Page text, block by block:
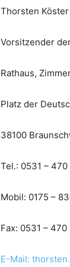
Thorsten Köster
Vorsitzender
Rathaus,
Platz der
38100
Tel.: 0531 –
Mobil: 0175 –
Fax: 0531 – 470
E-Mail: